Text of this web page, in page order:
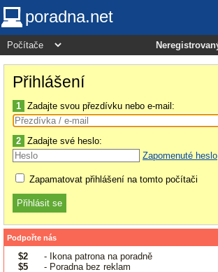
poradna.net
Přihlášení
1 Zadajte svou přezdívku nebo e-mail:
2 Zadajte své heslo:
Zapomenuté heslo
Zapamatovat přihlášení na tomto počítači
Podpořte nás
$2
- Ikona patrona na poradně
$5
- Poradna bez reklam